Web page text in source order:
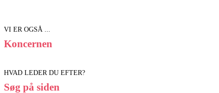
VI ER OGSÅ ...
Koncernen
HVAD LEDER DU EFTER?
Søg på siden